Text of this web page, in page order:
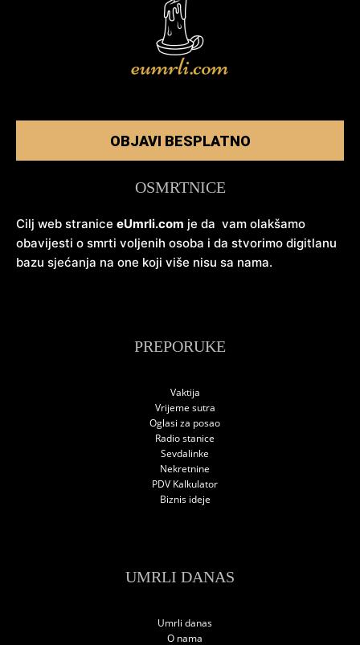
OBJAVI BESPLATNO
OSMRTNICE
Cilj web stranice eUmrli.com je da vam olakšamo
obavijesti o smrti voljenih osoba i da stvorimo digitlanu
bazu sjećanja na one koji više nisu sa nama.
PREPORUKE
Vaktija
Vrijeme sutra
Oglasi za posao
Radio stanice
Sevdalinke
Nekretnine
PDV Kalkulator
Biznis ideje
UMRLI DANAS
Umrli danas
O nama